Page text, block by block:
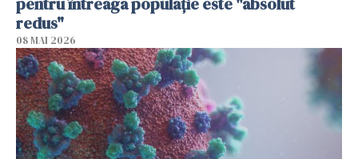
redus"
08 MAI 2026